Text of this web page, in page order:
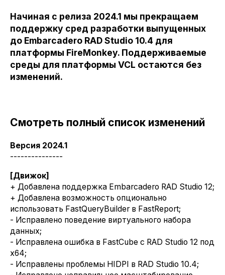
Начиная с релиза 2024.1 мы прекращаем
поддержку сред разработки выпущенных
до Embarcadero RAD Studio 10.4 для
платформы FireMonkey. Поддерживаемые
среды для платформы VCL остаются без
изменений.
Смотреть полный список изменений
Версия 2024.1
---------------
[Движок]
+ Добавлена поддержка Embarcadero RAD Studio 12;
+ Добавлена возможность опционально
использовать FastQueryBuilder в FastReport;
- Исправлено поведение виртуального набора
данных;
- Исправлена ошибка в FastCube с RAD Studio 12 под
x64;
- Исправлены проблемы HIDPI в RAD Studio 10.4;